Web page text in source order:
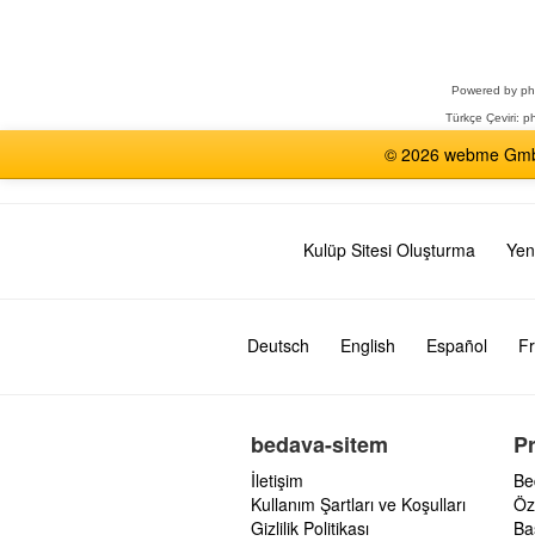
Powered by
Türkçe Çeviri:
© 2026 webme
Kulüp Sitesi Oluşturma
Deutsch English Español
bedava-sitem
İletişim
Kullanım Şartları ve Koşulları
Gizlilik Politikası